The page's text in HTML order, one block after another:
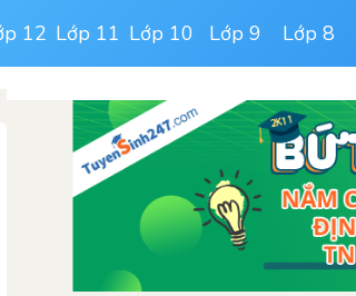
12 Lớp 11 Lớp 10 Lớp 9 Lớp 8